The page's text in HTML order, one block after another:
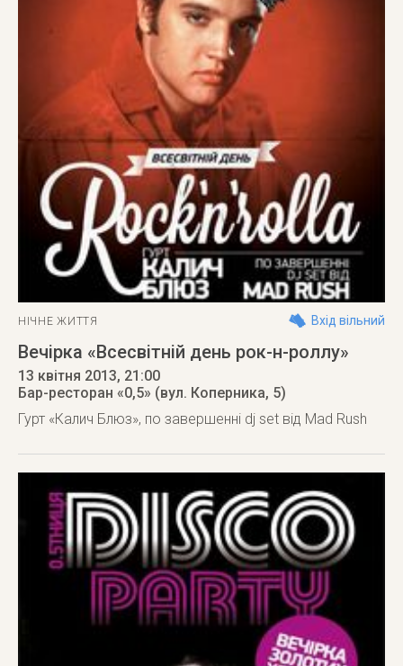
НІЧНЕ ЖИТТЯ Вхід вільний
Вечірка «Всесвітній день рок-н-роллу»
13 квітня 2013, 21:00
Бар-ресторан «0,5» (вул. Коперника, 5)
Гурт «Калич Блюз», по завершенні dj set від Mad Rush